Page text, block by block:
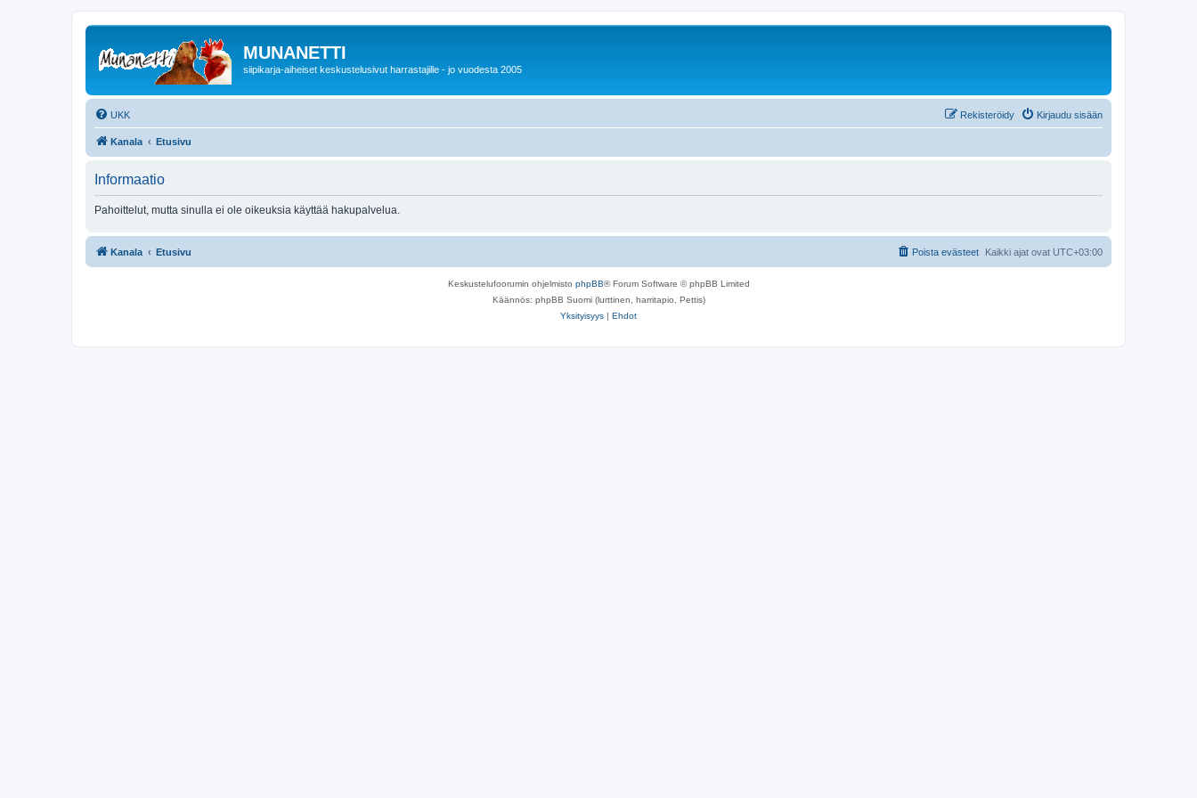
MUNANETTI
siipikarja-aiheiset keskustelusivut harrastajille - jo vuodesta 2005
UKK Kirjaudu sisään
Rekisteröidy
Kanala Etusivu
Informaatio
Pahoittelut, mutta sinulla ei ole oikeuksia käyttää hakupalvelua.
Kanala Etusivu Kaikki ajat ovat UTC+03:00
Poista evästeet
Keskustelufoorumin ohjelmisto phpBB® Forum Software © phpBB Limited
Käännös: phpBB Suomi (lurttinen, harritapio, Pettis)
Yksityisyys | Ehdot